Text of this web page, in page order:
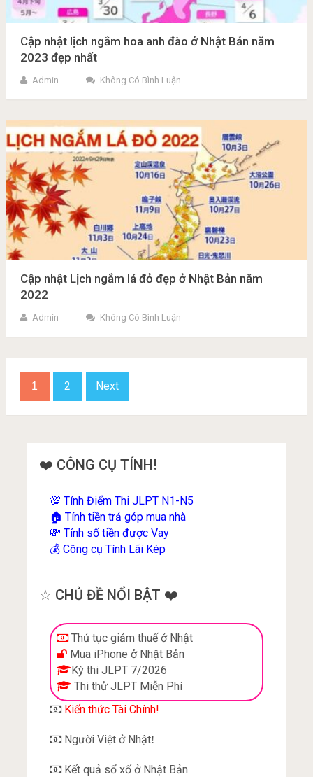
Cập nhật lịch ngắm hoa anh đào ở Nhật Bản năm
2023 đẹp nhất
Admin Không Có Bình Luận
Cập nhật Lịch ngắm lá đỏ đẹp ở Nhật Bản năm
2022
Admin Không Có Bình Luận
Phân
trang
bài
viết
1 2 Next
❤️ CÔNG CỤ TÍNH!
💯Tính Điểm Thi JLPT N1-N5
🏠Tính tiền trả góp mua nhà
💸Tính số tiền được Vay
💰Công cụ Tính Lãi Kép
☆ CHỦ ĐỀ NỔI BẬT ❤️
Thủ tục giảm thuế ở Nhật
Mua iPhone ở Nhật Bản
Kỳ thi JLPT 7/2026
Thi thử JLPT Miễn Phí
Kiến thức Tài Chính!
Người Việt ở Nhật!
Kết quả sổ xố ở Nhật Bản